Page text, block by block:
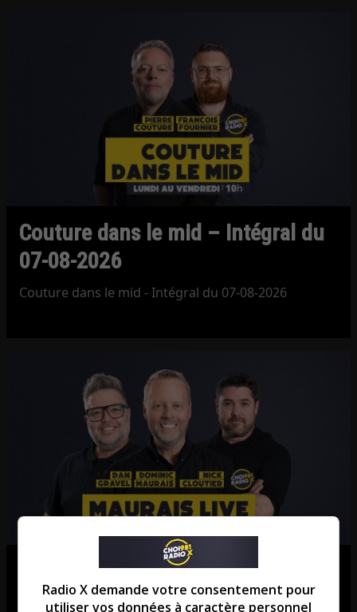
Couture dans le mid – Intégral du
07-08-2026
Couture dans le mid - Intégral du 07-08-2026
Maurais Live – Intégral du 07-08-
2026
Radio X demande votre consentement pour
utiliser vos données à caractère personnel